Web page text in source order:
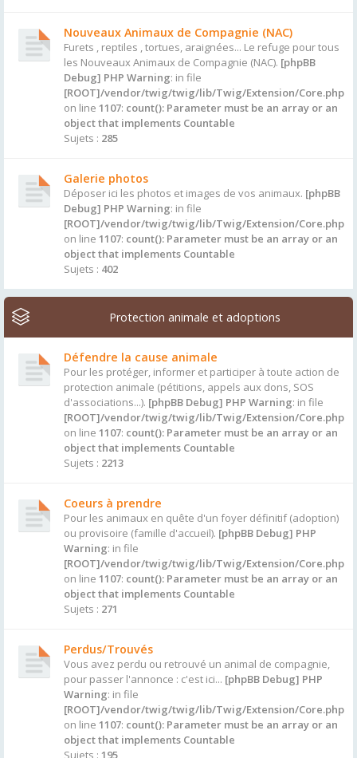
Nouveaux Animaux de Compagnie (NAC)
Furets , reptiles , tortues, araignées... Le refuge pour tous
les Nouveaux Animaux de Compagnie (NAC). [phpBB
Debug] PHP Warning: in file
[ROOT]/vendor/twig/twig/lib/Twig/Extension/Core.php
on line 1107: count(): Parameter must be an array or an
object that implements Countable
Sujets : 285
Galerie photos
Déposer ici les photos et images de vos animaux. [phpBB
Debug] PHP Warning: in file
[ROOT]/vendor/twig/twig/lib/Twig/Extension/Core.php
on line 1107: count(): Parameter must be an array or an
object that implements Countable
Sujets : 402
Protection animale et adoptions
Défendre la cause animale
Pour les protéger, informer et participer à toute action de
protection animale (pétitions, appels aux dons, SOS
d'associations...). [phpBB Debug] PHP Warning: in file
[ROOT]/vendor/twig/twig/lib/Twig/Extension/Core.php
on line 1107: count(): Parameter must be an array or an
object that implements Countable
Sujets : 2213
Coeurs à prendre
Pour les animaux en quête d'un foyer définitif (adoption)
ou provisoire (famille d'accueil). [phpBB Debug] PHP
Warning: in file
[ROOT]/vendor/twig/twig/lib/Twig/Extension/Core.php
on line 1107: count(): Parameter must be an array or an
object that implements Countable
Sujets : 271
Perdus/Trouvés
Vous avez perdu ou retrouvé un animal de compagnie,
pour passer l'annonce : c'est ici... [phpBB Debug] PHP
Warning: in file
[ROOT]/vendor/twig/twig/lib/Twig/Extension/Core.php
on line 1107: count(): Parameter must be an array or an
object that implements Countable
Sujets : 195